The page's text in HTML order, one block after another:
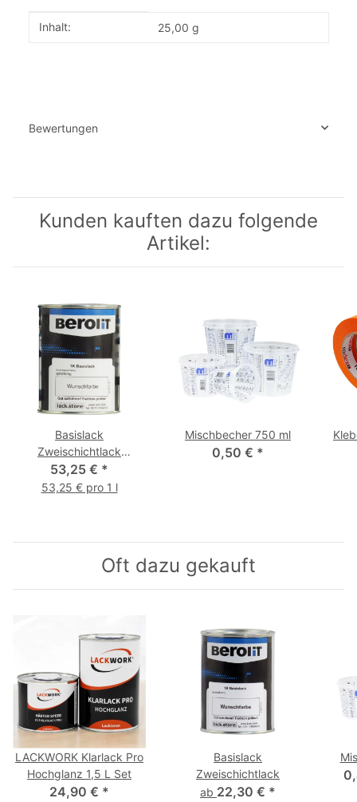
Produkteigenschaft
Wert
Inhalt: 25,00 g
Bewertungen
Kunden kauften dazu folgende
Artikel:
Basislack
Zweischichtlack
spritzfertig 1000 ml
53,25 € *
53,25 € pro 1 l
Mischbecher 750 ml
0,50 € *
Oft dazu gekauft
LACKWORK Klarlack Pro
Hochglanz 1,5 L Set
24,90 € *
Basislack
Zweischichtlack
ab 22,30 € *